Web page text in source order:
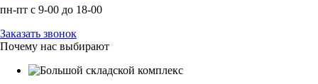
пн-пт с 9-00 до 18-00
Заказать звонок
Почему нас выбирают